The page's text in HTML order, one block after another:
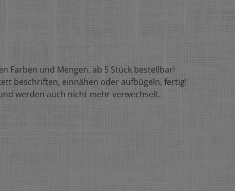
Farben und Mengen, ab 5 Stück bestellbar!
beschriften, einnähen oder aufbügeln, fertig!
werden auch nicht mehr verwechselt.